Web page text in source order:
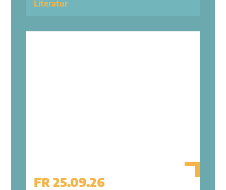
Literatur
FR 25.09.26